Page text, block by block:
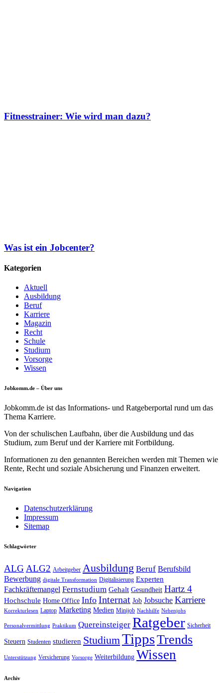
Fitnesstrainer: Wie wird man dazu?
Was ist ein Jobcenter?
Kategorien
Aktuell
Ausbildung
Beruf
Karriere
Magazin
Recht
Schule
Studium
Vorsorge
Wissen
Jobkomm.de – Über uns
Jobkomm.de ist das Informations- und Ratgeberportal rund um das
Thema Karriere.
Von der schulischen Laufbahn, über die Ausbildung und das
Studium, zum Beruf und der Karriere mit Fortbildung.
Informationen zu den genannten Bereichen werden mit Themen wie
Rente, Recht und soziale Absicherung und Finanzen erweitert.
Navigation
Datenschutzerklärung
Impressum
Sitemap
Schlagwörter
ALG ALG2 Arbeitgeber Ausbildung Beruf Berufsbild
Bewerbung digitale Transformation Digitalisierung Experten
Fachkräftemangel Fernstudium Gehalt Gesundheit Hartz 4
Hochschule Home Office Info Internat Job Jobsuche Karriere
Korrekturlesen Laptop Marketing Medien Minijob Nachhilfe Nebenjobs
Personalvermittlung Praktikum Quereinsteiger Ratgeber Sicherheit
Steuern Studenten studieren StudiumTippsTrends
Unterstützung Versicherung Vorsorge Weiterbildung Wissen
Archiv